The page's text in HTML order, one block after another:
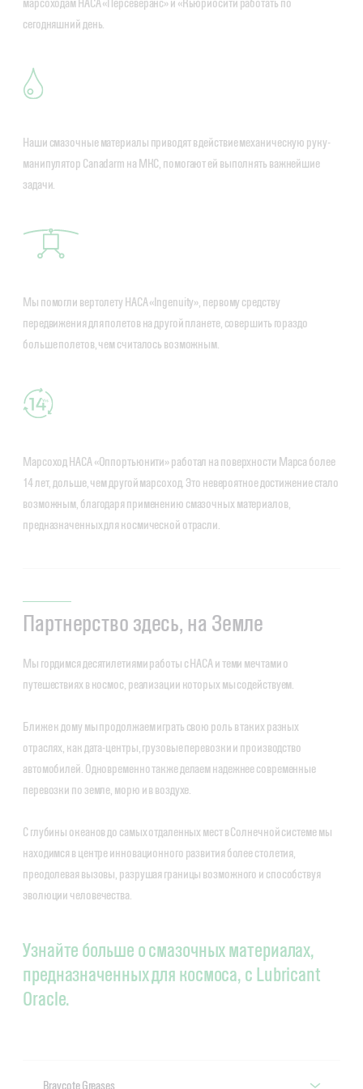
марсоходам НАСА «Персеверанс» и «Кьюриосити работать по
сегодняшний день.
Наши смазочные материалы приводят в действие механическую руку-
манипулятор Canadarm на МКС, помогают ей выполнять важнейшие
задачи.
Мы помогли вертолету НАСА «Ingenuity», первому средству
передвижения для полетов на другой планете, совершить гораздо
больше полетов, чем считалось возможным.
Марсоход НАСА «Оппортьюнити» работал на поверхности Марса более
14 лет, дольше, чем другой марсоход. Это невероятное достижение стало
возможным, благодаря применению смазочных материалов,
предназначенных для космической отрасли.
Партнерство здесь, на Земле
Мы гордимся десятилетиями работы с НАСА и теми мечтами о
путешествиях в космос, реализации которых мы содействуем.
Ближе к дому мы продолжаем играть свою роль в таких разных
отраслях, как дата-центры, грузовые перевозки и производство
автомобилей. Одновременно также делаем надежнее современные
перевозки по земле, морю и в воздухе.
С глубины океанов до самых отдаленных мест в Солнечной системе мы
находимся в центре инновационного развития более столетия,
преодолевая вызовы, разрушая границы возможного и способствуя
эволюции человечества.
Узнайте больше о смазочных материалах,
предназначенных для космоса, с Lubricant
Oracle.
Braycote Greases